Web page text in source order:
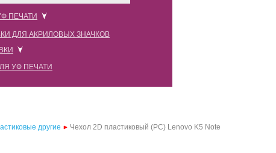
ПЕЧАТИ
прозрачные
белые
ДЛЯ АКРИЛОВЫХ ЗНАЧКОВ
УФ ПЕЧАТИ
другие Чехол 2D пластиковый (PC) Lenovo K5 Note